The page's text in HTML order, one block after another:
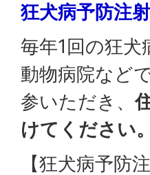
狂犬病予防注射
毎年1回の狂
動物病院など
参いただき、
けてください。
【狂犬病予防